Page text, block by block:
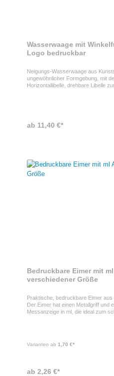
Wasserwaage mit
Logo bedruckbar
Neigungs-Wasserwaage aus
ungewöhnlicher Formgebung, mit
Horizontallibelle, drehbare Libelle
ab 11,40 €*
Bedruckbare Eimer mit
verschiedener Größe
Praktische, bedruckbare Eimer
Der Eimer hat einen Metallgriff und
Messanzeige in ml, die ideal zum
Varianten ab 1,70 €*
ab 2,26 €*